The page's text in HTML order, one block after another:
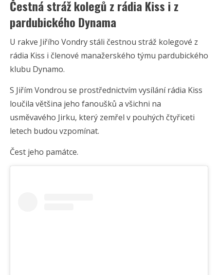
Čestná stráž kolegů z rádia Kiss i z
pardubického Dynama
U rakve Jiřího Vondry stáli čestnou stráž kolegové z
rádia Kiss i členové manažerského týmu pardubického
klubu Dynamo.
S Jiřím Vondrou se prostřednictvím vysílání rádia Kiss
loučila většina jeho fanoušků a všichni na
usměvavého Jirku, který zemřel v pouhých čtyřiceti
letech budou vzpomínat.
Čest jeho památce.